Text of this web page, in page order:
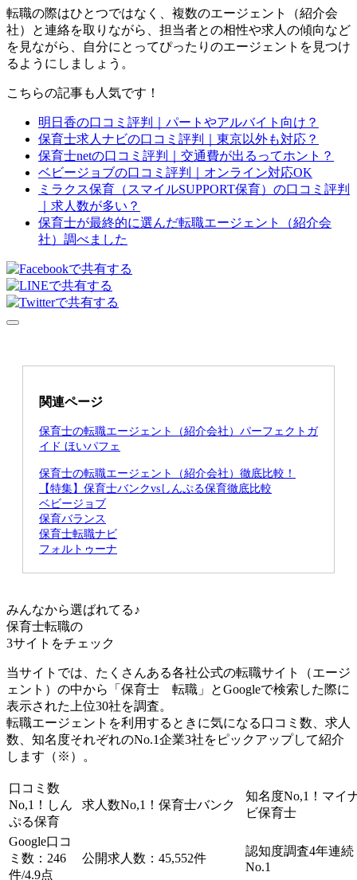
転職の際はひとつではなく、複数のエージェント（紹介会
社）と連絡を取りながら、担当者との相性や求人の傾向など
を見ながら、自分にとってぴったりのエージェントを見つけ
るようにしましょう。
こちらの記事も人気です！
明日香の口コミ評判｜パートやアルバイト向け？
保育士求人ナビの口コミ評判｜東京以外も対応？
保育士netの口コミ評判｜交通費が出るってホント？
ベビージョブの口コミ評判｜オンライン対応OK
ミラクス保育（スマイルSUPPORT保育）の口コミ評判
｜求人数が多い？
保育士が最終的に選んだ転職エージェント（紹介会
社）調べました
関連ページ
保育士の転職エージェント（紹介会社）パーフェクトガ
イド ほいパフェ
保育士の転職エージェント（紹介会社）徹底比較！
【特集】保育士バンクvsしんぷる保育徹底比較
ベビージョブ
保育バランス
保育士転職ナビ
フォルトゥーナ
みんなから選ばれてる♪
保育士転職の
3サイト をチェック
当サイトでは、たくさんある各社公式の転職サイト（エージ
ェント）の中から「保育士 転職」とGoogleで検索した際に
表示された上位30社を調査。
転職エージェントを利用するときに気になる口コミ数、求人
数、知名度それぞれのNo.1企業3社をピックアップして紹介
します（※）。
口コミ数
No,1！ しん
ぷる保育
求人数No,1！ 保育士バンク
知名度No,1！ マイ
ビ保育士
Google口コ
ミ数：246
件/4.9点
公開求人数：45,552件
認知度調査4年連続
No.1